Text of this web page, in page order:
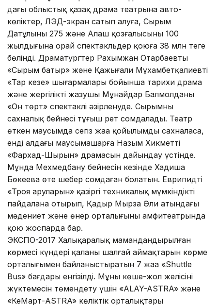
дағы облыстық қазақ драма театрына авто­
көліктер, ЛЭД-экран сатып алуға, Сырым
Датұлының 275 және Алаш қозғалысының 100
жылдығына орай спектакльдер қоюға 38 млн теңге
бөлінді. Драматургтер Рахымжан Отарбаевтың
«Сырым батыр» және Қажығали Мұхамбетқалиевтің
«Тар кезең» шығармалары бойынша тарихи драма
және жергілікті жазушы Мұнайдар Балмолданың
«Он төрт» спектаклі әзірленуде. Сырымның
сахналық бейнесі тұңғыш рет сомдалады. Театр
өткен маусымда сегіз жаңа қойылымды сахналаса,
енді алдағы маусымашарға Назым Хикметтің
«Фархад-Шырын» драмасын дайындау үстінде.
Мұнда Мехмедбану бейнесін кезінде Хадиша
Бөкеева өте шебер сомдаған болатын. Еврипидтің
«Троя аруларын» қазіргі техникалық мүмкіндікті
пайдалана отырып, Қадыр Мырза Әли атындағы
мәдениет және өнер орталығының амфитеатрында
қою жоспарда бар.
ЭКСПО-2017 Халықаралық мамандан­ды­рылған
көрмесі күндері қаланың шалғай аймақтарын көрме
орталығымен байланыстыратын 7 жаңа «Shuttle
Bus» бағдары енгізілді. Мұны көше-жол желісінің
жүктемесін төмен­дету үшін «ALAY-ASTRA» және
«Кең­Март-ASTRA» көліктік орталықтары